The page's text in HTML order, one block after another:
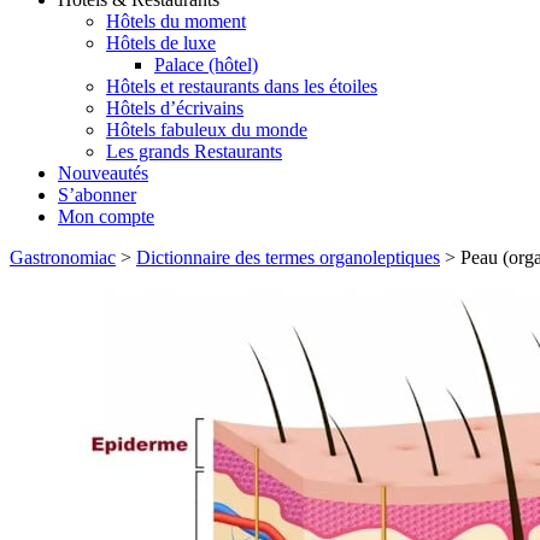
Hôtels du moment
Hôtels de luxe
Palace (hôtel)
Hôtels et restaurants dans les étoiles
Hôtels d’écrivains
Hôtels fabuleux du monde
Les grands Restaurants
Nouveautés
S’abonner
Mon compte
Gastronomiac > Dictionnaire des termes organoleptiques > Peau